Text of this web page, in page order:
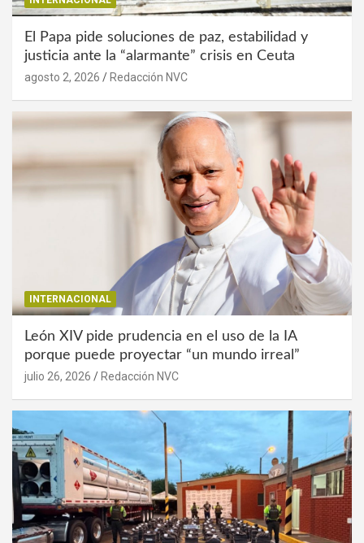
El Papa pide soluciones de paz, estabilidad y
justicia ante la “alarmante” crisis en Ceuta
agosto 2, 2026 Redacción NVC
INTERNACIONAL
León XIV pide prudencia en el uso de la IA
porque puede proyectar “un mundo irreal”
julio 26, 2026 Redacción NVC